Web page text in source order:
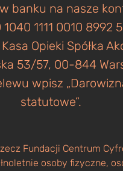
banku na nasze
1111 0010 8992
Opieki Spółka
53/57, 00-844
wpisz
statutowe”.
Fundacji Centrum
osoby fizyczne,